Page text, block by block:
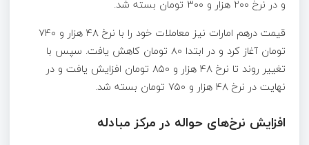
و در نرخ ۲۰۰ هزار و ۳۰۰ تومان بسته شد.
قیمت درهم امارات نیز معاملات خود را با نرخ ۴۸ هزار و ۷۴۰
تومان آغاز کرد و در ابتدا ۸۰ تومان کاهش یافت. سپس با
تغییر روند تا نرخ ۴۸ هزار و ۸۵۰ تومان افزایش یافت و در
نهایت در نرخ ۴۸ هزار و ۷۵۰ تومان بسته شد.
افزایش نرخ‌های حواله در مرکز مبادله